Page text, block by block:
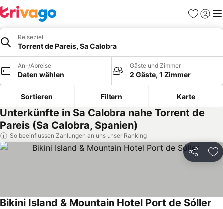
Favoriten
Reiseziel
Torrent de Pareis, Sa Calobra
An-/Abreise
Daten wählen
Gäste und Zimmer
2 Gäste, 1 Zimmer
Sortieren Filtern Karte
Unterkünfte in Sa Calobra nahe Torrent de
Pareis (Sa Calobra, Spanien)
So beeinflussen Zahlungen an uns unser Ranking
Teilen
Bikini Island & Mountain Hotel Port de Sóller